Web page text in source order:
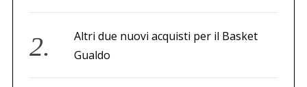
Altri due nuovi acquisti per il Basket
Gualdo